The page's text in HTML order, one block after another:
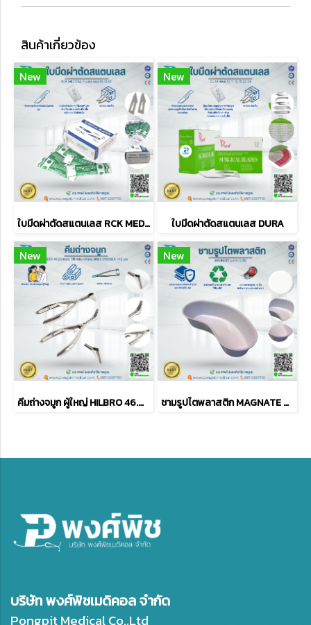
สินค้าเกี่ยวข้อง
New
ใบมีดผ่าตัดสแตนเลส RCK MEDICAL คาบอน เบอร์ 10 12 15
New
ใบมีดผ่าตัดสแตนเลส DURA
New
คีมถ่างจมูก ผู้ใหญ่ HILBRO 46.0040.03 VIENNA NASAL DRES SPECULA 14.5 cm
New
ชามรูปไตพลาสติก MAGNATE ขนาด 10 นิ้ว
บริษัท พงศ์พิชเมดิคอล จำกัด
Pongpit Medical Co.,Ltd